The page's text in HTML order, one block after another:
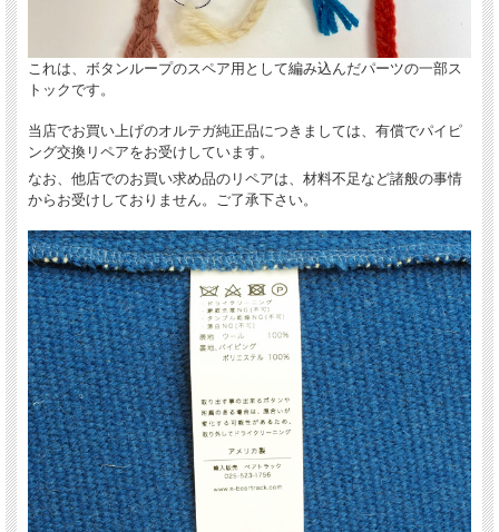
これは、ボタンループのスペア用として編み込んだパーツの一部ス
トックです。
当店でお買い上げのオルテガ純正品につきましては、有償でパイピ
ング交換リペアをお受けしています。
なお、他店でのお買い求め品のリペアは、材料不足など諸般の事情
からお受けしておりません。ご了承下さい。